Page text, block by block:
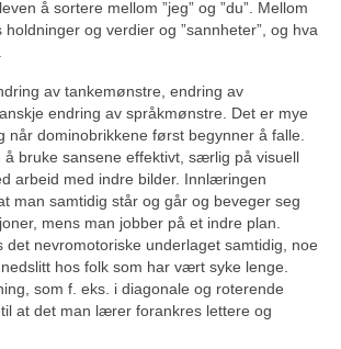
å sortere mellom ”jeg” og ”du”. Mellom
og verdier og ”sannheter”, og hva
av tankemønstre, endring av
endring av språkmønstre. Det er mye
når dominobrikkene først begynner å falle.
bruke sansene effektivt, særlig på visuell
arbeid med indre bilder. Innlæringen
man samtidig står og går og beveger seg
mens man jobber på et indre plan.
det nevromotoriske underlaget samtidig, noe
hos folk som har vært syke lenge.
som f. eks. i diagonale og roterende
at det man lærer forankres lettere og